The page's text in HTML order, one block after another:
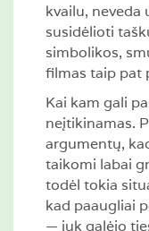
kvailu, neveda
susidėlioti
simbolikos,
filmas taip pat
Kai kam gali
neįtikinamas.
argumentų,
taikomi labai
todėl tokia
kad paaugliai
— juk galėjo